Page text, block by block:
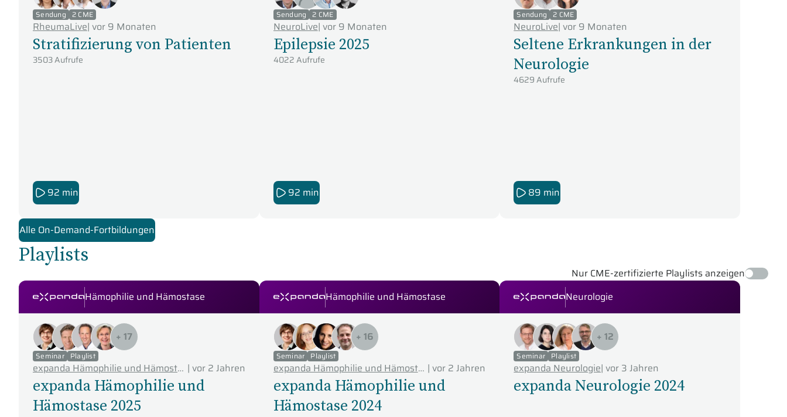
Sendung 2 CME
RheumaLive| vor 9 Monaten
Stratifizierung von Patienten
3503 Aufrufe
92 min
Sendung 2 CME
NeuroLive| vor 9 Monaten
Epilepsie 2025
4022 Aufrufe
92 min
Sendung 2 CME
NeuroLive|vor 9 Monaten
Seltene Erkrankungen in der
Neurologie
4629 Aufrufe
89 min
Alle On-Demand-Fortbildungen
Playlists
Nur CME-zertifizierte Playlists anzeigen
expanda SeminareHämophilie und Hämostase
+ 17
Seminar Playlist
expanda Hämophilie und Hämostase | vor 2 Jahren
expanda Hämophilie und
Hämostase 2025
expanda SeminareHämophilie und Hämostase
+ 16
Seminar Playlist
expanda Hämophilie und Hämostase |vor 2 Jahren
expanda Hämophilie und
Hämostase 2024
expanda Seminare
Neurologie
+ 12
Seminar Playlist
expanda Neurologie|vor 3 Jahren
expanda Neurologie 2024